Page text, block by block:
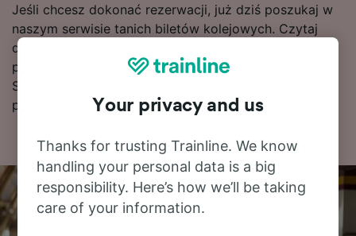
Jeśli chcesz dokonać rezerwacji, już dziś poszukaj w
naszym serwisie tanich biletów kolejowych. Czytaj
dalej, aby znaleźć więcej informacji na temat podróży
pociągiem do stacji Port lotniczy Amsterdam-
Schiphol, w tym nasz rozkład jazdy zawierający
pierwszy i ostatni kurs.Your privacy and us
Thanks for trusting Trainline. We know
handling your personal data is a big
responsibility. Here’s how we’ll be taking
care of your information.